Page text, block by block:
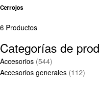
Cerrojos
6 Productos
Categorías de
Accesorios (544)
Accesorios generales (112)